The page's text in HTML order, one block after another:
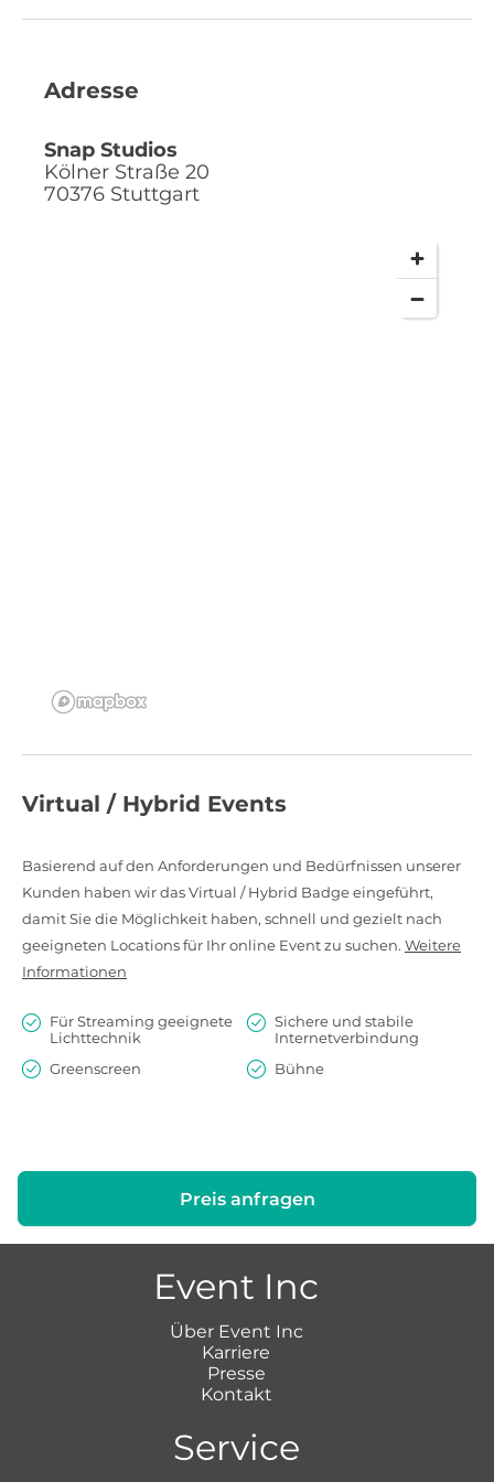
Adresse
Snap Studios
Kölner Straße 20
70376 Stuttgart
Virtual / Hybrid Events
Basierend auf den Anforderungen und Bedürfnissen unserer
Kunden haben wir das Virtual / Hybrid Badge eingeführt,
damit Sie die Möglichkeit haben, schnell und gezielt nach
geeigneten Locations für Ihr online Event zu suchen. Weitere
Informationen
Für Streaming geeignete
Lichttechnik
Sichere und stabile
Internetverbindung
Greenscreen
Bühne
Preis anfragen
Event Inc
Über Event Inc
Karriere
Presse
Kontakt
Service